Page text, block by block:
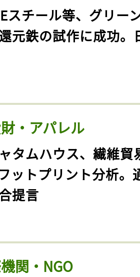
スチール等、グリー
元鉄の試作に成功。
・アパレル
タムハウス、繊維貿
ットプリント分析。
提言
関・NGO